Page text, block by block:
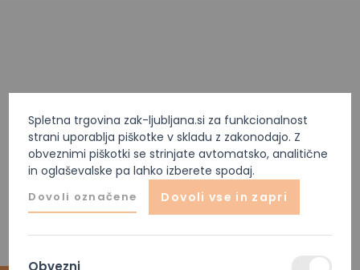
Obvezni
Spletna trgovina zak-ljubljana.si za funkcionalnost
strani uporablja piškotke v skladu z zakonodajo. Z
obveznimi piškotki se strinjate avtomatsko, analitične
in oglaševalske pa lahko izberete spodaj.
Dovoli označene Dovoli vse in zapri